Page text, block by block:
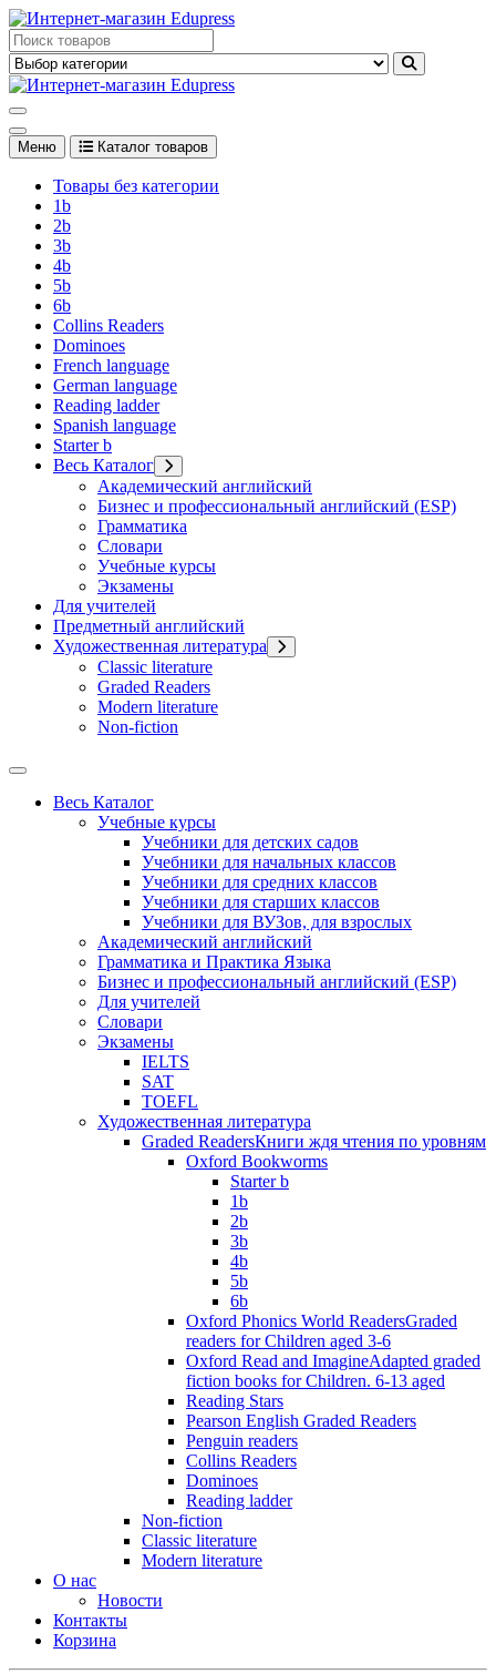
Перейти
к
содержимому
Edupress Uzbekistan, Edupress Узбекистан, книги, учебники на
английском языке
английском языке
Меню Каталог товаров
Товары без категории
1b
2b
3b
4b
5b
6b
Collins Readers
Dominoes
French language
German language
Reading ladder
Spanish language
Starter b
Весь Каталог
Академический английский
Бизнес и профессиональный английский (ESP)
Грамматика
Словари
Учебные курсы
Экзамены
Для учителей
Предметный английский
Художественная литература
Classic literature
Graded Readers
Modern literature
Non-fiction
Весь Каталог
Учебные курсы
Учебники для детских садов
Учебники для начальных классов
Учебники для средних классов
Учебники для старших классов
Учебники для ВУЗов, для взрослых
Академический английский
Грамматика и Практика Языка
Бизнес и профессиональный английский (ESP)
Для учителей
Словари
Экзамены
IELTS
SAT
TOEFL
Художественная литература
Graded ReadersКниги ждя чтения по уровням
Oxford Bookworms
Starter b
1b
2b
3b
4b
5b
6b
Oxford Phonics World ReadersGraded
readers for Children aged 3-6
Oxford Read and ImagineAdapted graded
fiction books for Children. 6-13 aged
Reading Stars
Pearson English Graded Readers
Penguin readers
Collins Readers
Dominoes
Reading ladder
Non-fiction
Classic literature
Modern literature
О нас
Новости
Контакты
Корзина